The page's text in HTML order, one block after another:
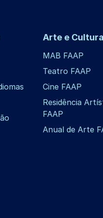
Arte e Cultura
MAB FAAP
Teatro FAAP
Cine FAAP
Residência
FAAP
Anual de Arte